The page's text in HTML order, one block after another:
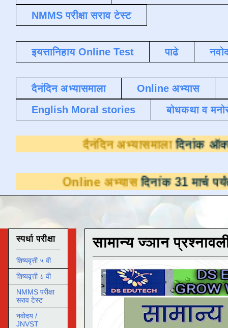
NMMS परीक्षा सराव टेस्ट
इयत्तानिहाय Online Test पाढे
दैनंदिन अभ्यासमाला
Online अभ्यास
English Moral stories
बोधकथा व
दैनंदिन
Online अभ्यासदिनांक 31 मार्च पर्यंत
सामान्य ज्ञान
स्पर्धा परीक्षा
शिष्यवृत्ती ५ वी
शिष्यवृत्ती ८ वी
NMMS परीक्षा
सराव टेस्ट
नवोदय /
JNVST